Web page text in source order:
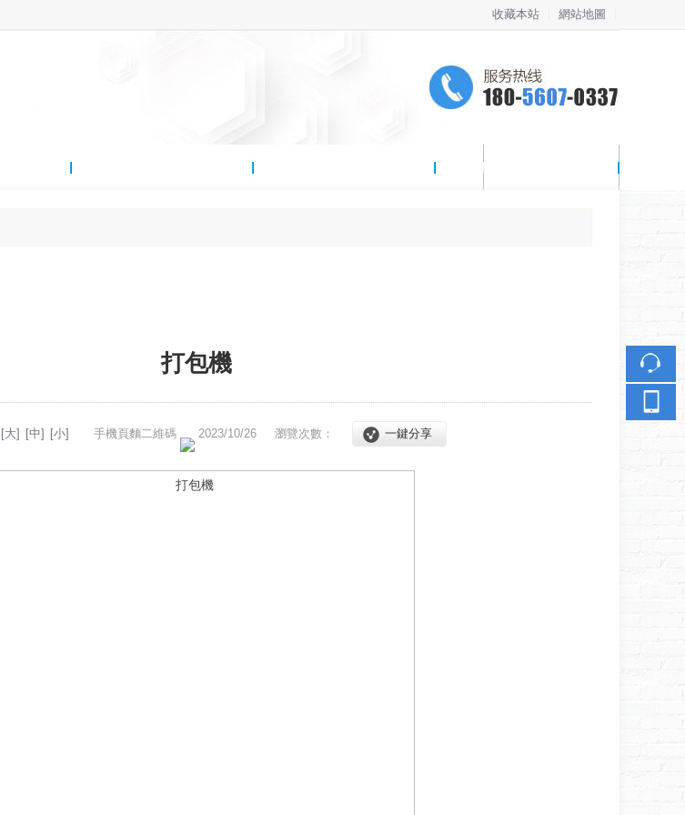
收藏本站 網站地圖
打包機
[大] [中] [小] 手機頁麵二維碼 2023/10/26 瀏覽次數： 一鍵分享